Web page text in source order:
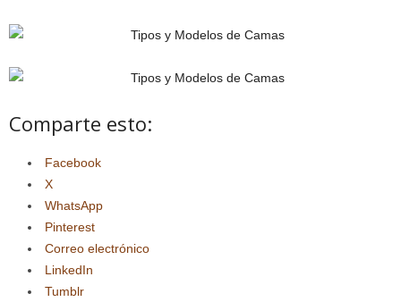
Comparte esto:
Facebook
X
WhatsApp
Pinterest
Correo electrónico
LinkedIn
Tumblr